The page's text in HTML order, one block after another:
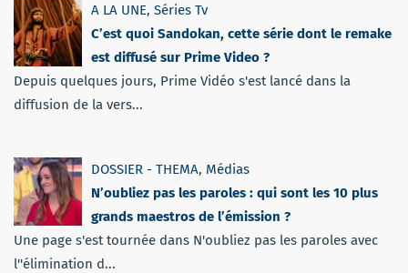
A LA UNE, Séries Tv
C’est quoi Sandokan, cette série dont le remake
est diffusé sur Prime Video ?
Depuis quelques jours, Prime Vidéo s'est lancé dans la
diffusion de la vers...
DOSSIER - THEMA, Médias
N’oubliez pas les paroles : qui sont les 10 plus
grands maestros de l’émission ?
Une page s'est tournée dans N'oubliez pas les paroles avec
l''élimination d...